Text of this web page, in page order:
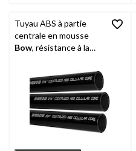
Tuyau ABS à partie
centrale en mousse
Bow, résistance à la